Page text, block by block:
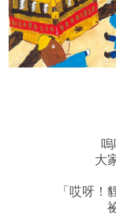
大
「哎呀！